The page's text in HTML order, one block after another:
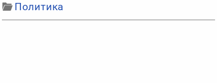
Политика